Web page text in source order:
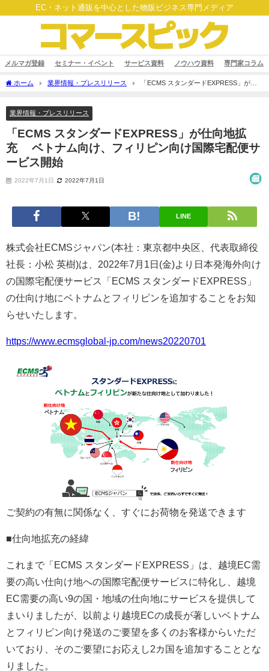
EC・ネット通販を中心とした物販ビジネス専門メディア
メルマガ登録 セミナー・イベント サービス資料 ノウハウ資料 専門家コラム
ホーム 業界情報・プレスリリース
「ECMS スタンダードEXPRESS」が仕
業界情報・プレスリリース
「ECMS スタンダードEXPRESS」が仕向地拡
充 ベトナム向け、フィリピン向け国際宅配便サ
ービス開始
2022年7月1日 2022年7月1日
LINE
株式会社ECMSジャパン(本社：東京都中央区、代表取締役
社長：小松 英樹)は、2022年7月1日(金)より日本発海外向け
の国際宅配便サービス「ECMS スタンダードEXPRESS」
の仕向け地にベトナムとフィリピンを追加することをお知
らせいたします。
https://www.ecmsglobal-jp.com/news20220701
ご契約の有無に関係なく、すぐにお荷物を発送できます
■仕向地拡充の経緯
これまで「ECMS スタンダードEXPRESS」は、越境EC需
要の高い仕向け地への国際宅配便サービスに特化し、越境
EC需要の高い9の国・地域の仕向地にサービスを提供して
まいりましたが、以前より越境ECの成長が著しいベトナム
とフィリピン向け発送のご要望を多くのお客様からいただ
いており、そのご要望にお応えし2カ国を追加することとな
りました。